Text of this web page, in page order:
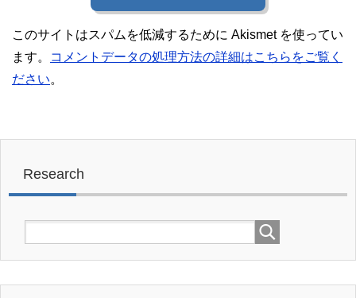
このサイトはスパムを低減するために Akismet を使ってい
ます。
コメントデータの処理方法の詳細はこちらをご覧く
ださい。
Research